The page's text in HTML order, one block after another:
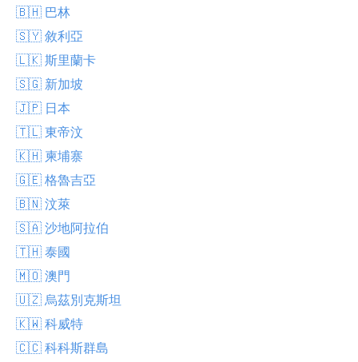
🇧🇭 巴林
🇸🇾 敘利亞
🇱🇰 斯里蘭卡
🇸🇬 新加坡
🇯🇵 日本
🇹🇱 東帝汶
🇰🇭 柬埔寨
🇬🇪 格魯吉亞
🇧🇳 汶萊
🇸🇦 沙地阿拉伯
🇹🇭 泰國
🇲🇴 澳門
🇺🇿 烏茲別克斯坦
🇰🇼 科威特
🇨🇨 科科斯群島